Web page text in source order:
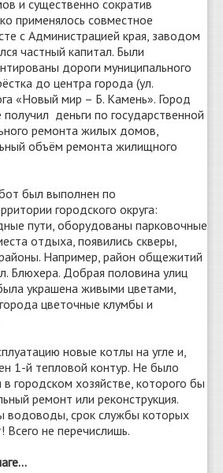
и существенно сократив
применялось совместное
с Администрацией края, заводом
частный капитал. Были
дороги муниципального
до центра города (ул.
«Новый мир – Б. Камень». Город
деньги по государственной
ремонта жилых домов,
объём ремонта жилищного
был выполнен по
городского округа:
пути, оборудованы парковочные
отдыха, появились скверы,
Например, район общежитий
Блюхера. Добрая половина улиц
украшена живыми цветами,
цветочные клумбы и
новые котлы на угле и,
1-й тепловой контур. Не было
в городском хозяйстве, которого бы
ремонт или реконструкция.
водоводы, срок службы которых
Всего не перечислишь.